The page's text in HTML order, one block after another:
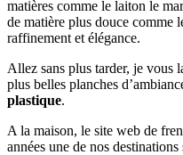
matières comme le laiton le
de matière plus douce comme
raffinement et élégance.
Allez sans plus tarder, je vous
plus belles planches
plastique.
A la maison, le site web de
années une de nos